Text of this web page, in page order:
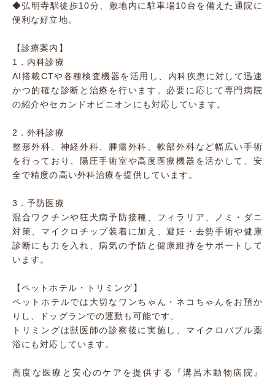
◆弘明寺駅徒歩10分、敷地内に駐車場10台を備えた通院に
便利な好立地。
【診療案内】
1．内科診療
AI搭載CTや各種検査機器を活用し、内科疾患に対して迅速
かつ的確な診断と治療を行います。必要に応じて専門病院
の紹介やセカンドオピニオンにも対応しています。
2．外科診療
整形外科、神経外科、腫瘍外科、軟部外科など幅広い手術
を行っており、陽圧手術室や高度医療機器を活かして、安
全で精度の高い外科治療を提供しています。
3．予防医療
混合ワクチンや狂犬病予防接種、フィラリア、ノミ・ダニ
対策、マイクロチップ装着に加え、避妊・去勢手術や健康
診断にも力を入れ、病気の予防と健康維持をサポートして
います。
【ペットホテル・トリミング】
ペットホテルでは大切なワンちゃん・ネコちゃんをお預か
りし、ドッグランでの運動も可能です。
トリミングは獣医師の診察後に実施し、マイクロバブル薬
浴にも対応しています。
高度な医療と安心のケアを提供する『溝呂木動物病院』